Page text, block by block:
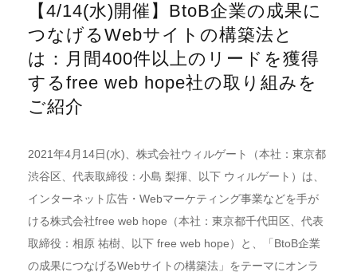
【4/14(水)開催】BtoB企業の成果に
つなげるWebサイトの構築法と
は：月間400件以上のリードを獲得
するfree web hope社の取り組みを
ご紹介
2021年4月14日(水)、株式会社ウィルゲート（本社：東京都
渋谷区、代表取締役：小島 梨揮、以下 ウィルゲート）は、
インターネット広告・Webマーケティング事業などを手が
ける株式会社free web hope（本社：東京都千代田区、代表
取締役：相原 祐樹、以下 free web hope）と、「BtoB企業
の成果につなげるWebサイトの構築法」をテーマにオンラ